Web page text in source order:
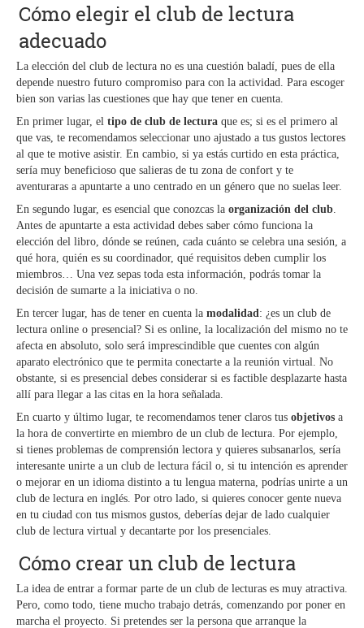
Cómo elegir el club de lectura
adecuado
La elección del club de lectura no es una cuestión baladí, pues de ella
depende nuestro futuro compromiso para con la actividad. Para escoger
bien son varias las cuestiones que hay que tener en cuenta.
En primer lugar, el tipo de club de lectura que es; si es el primero al
que vas, te recomendamos seleccionar uno ajustado a tus gustos lectores
al que te motive asistir. En cambio, si ya estás curtido en esta práctica,
sería muy beneficioso que salieras de tu zona de confort y te
aventuraras a apuntarte a uno centrado en un género que no suelas leer.
En segundo lugar, es esencial que conozcas la organización del club.
Antes de apuntarte a esta actividad debes saber cómo funciona la
elección del libro, dónde se reúnen, cada cuánto se celebra una sesión, a
qué hora, quién es su coordinador, qué requisitos deben cumplir los
miembros… Una vez sepas toda esta información, podrás tomar la
decisión de sumarte a la iniciativa o no.
En tercer lugar, has de tener en cuenta la modalidad: ¿es un club de
lectura online o presencial? Si es online, la localización del mismo no te
afecta en absoluto, solo será imprescindible que cuentes con algún
aparato electrónico que te permita conectarte a la reunión virtual. No
obstante, si es presencial debes considerar si es factible desplazarte hasta
allí para llegar a las citas en la hora señalada.
En cuarto y último lugar, te recomendamos tener claros tus objetivos a
la hora de convertirte en miembro de un club de lectura. Por ejemplo,
si tienes problemas de comprensión lectora y quieres subsanarlos, sería
interesante unirte a un club de lectura fácil o, si tu intención es aprender
o mejorar en un idioma distinto a tu lengua materna, podrías unirte a un
club de lectura en inglés. Por otro lado, si quieres conocer gente nueva
en tu ciudad con tus mismos gustos, deberías dejar de lado cualquier
club de lectura virtual y decantarte por los presenciales.
Cómo crear un club de lectura
La idea de entrar a formar parte de un club de lecturas es muy atractiva.
Pero, como todo, tiene mucho trabajo detrás, comenzando por poner en
marcha el proyecto. Si pretendes ser la persona que arranque la